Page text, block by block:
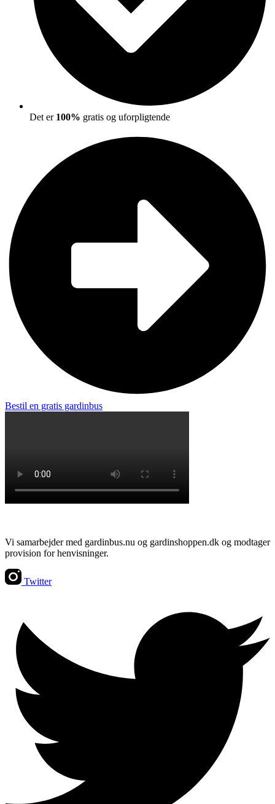
Det er 100% gratis og uforpligtende
Bestil en gratis gardinbus
Vi samarbejder med gardinbus.nu og gardinshoppen.dk og modtager
provision for henvisninger.
Twitter